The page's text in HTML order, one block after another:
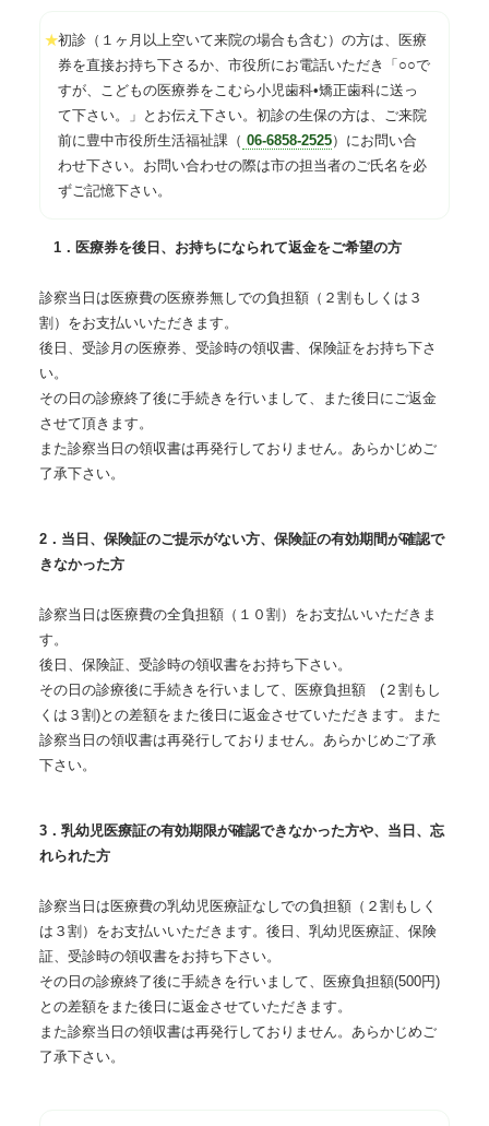
★初診（１ヶ月以上空いて来院の場合も含む）の方は、医療
券を直接お持ち下さるか、市役所にお電話いただき「○○で
すが、こどもの医療券をこむら小児歯科•矯正歯科に送っ
て下さい。」とお伝え下さい。初診の生保の方は、ご来院
前に豊中市役所生活福祉課（ 06-6858-2525）にお問い合
わせ下さい。お問い合わせの際は市の担当者のご氏名を必
ずご記憶下さい。
1．医療券を後日、お持ちになられて返金をご希望の方
診察当日は医療費の医療券無しでの負担額（２割もしくは３
割）をお支払いいただきます。
後日、受診月の医療券、受診時の領収書、保険証をお持ち下さ
い。
その日の診療終了後に手続きを行いまして、また後日にご返金
させて頂きます。
また診察当日の領収書は再発行しておりません。あらかじめご
了承下さい。
2．当日、保険証のご提示がない方、保険証の有効期間が確認で
きなかった方
診察当日は医療費の全負担額（１０割）をお支払いいただきま
す。
後日、保険証、受診時の領収書をお持ち下さい。
その日の診療後に手続きを行いまして、医療負担額 (２割もし
くは３割)との差額をまた後日に返金させていただきます。また
診察当日の領収書は再発行しておりません。あらかじめご了承
下さい。
3．乳幼児医療証の有効期限が確認できなかった方や、当日、忘
れられた方
診察当日は医療費の乳幼児医療証なしでの負担額（２割もしく
は３割）をお支払いいただきます。後日、乳幼児医療証、保険
証、受診時の領収書をお持ち下さい。
その日の診療終了後に手続きを行いまして、医療負担額(500円)
との差額をまた後日に返金させていただきます。
また診察当日の領収書は再発行しておりません。あらかじめご
了承下さい。